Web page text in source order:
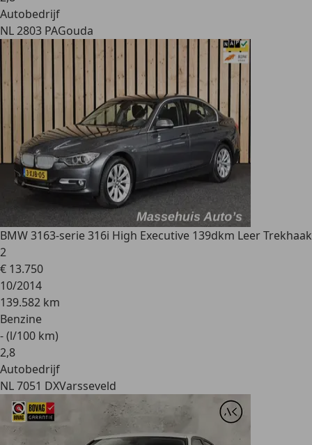
Autobedrijf
NL 2803 PAGouda
BMW 3163-serie 316i High Executive 139dkm Leer Trekhaak
2
€ 13.750
10/2014
139.582 km
Benzine
- (l/100 km)
2,8
Autobedrijf
NL 7051 DXVarsseveld